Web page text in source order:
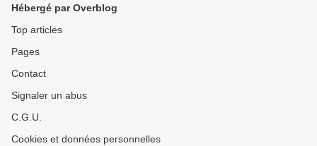
Hébergé par Overblog
Top articles
Pages
Contact
Signaler un abus
C.G.U.
Cookies et données personnelles